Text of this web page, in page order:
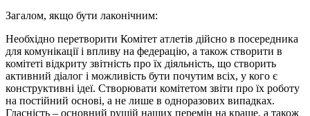
Загалом, якщо бути лаконічним:
Необхідно перетворити Комітет атлетів дійсно в посередника
для комунікації і впливу на федерацію, а також створити в
комітеті відкриту звітність про їх діяльність, що створить
активний діалог і можливість бути почутим всіх, у кого є
конструктивні ідеї. Створювати комітетом звіти про їх роботу
на постійний основі, а не лише в одноразових випадках.
Гласність – основний рушій наших перемін на краще, а також